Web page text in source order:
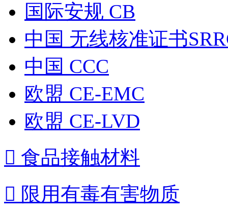
国际安规 CB
中国 无线核准证书
中国 CCC
欧盟 CE-EMC
欧盟 CE-LVD
 食品接触材料
 限用有毒有害物质